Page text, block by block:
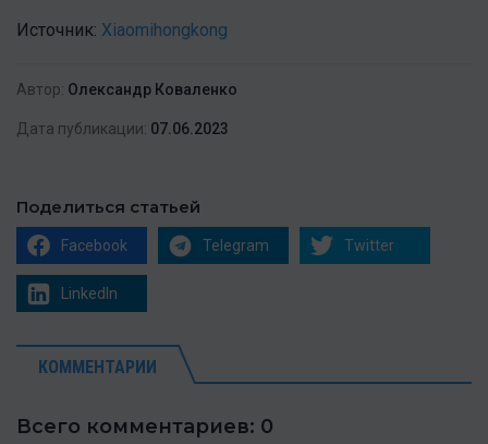
Источник: Xiaomihongkong
Автор: Олександр Коваленко
Дата публикации: 07.06.2023
Поделиться статьей
Facebook Telegram Twitter
LinkedIn
КОММЕНТАРИИ
Всего комментариев: 0